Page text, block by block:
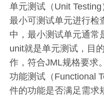
单元测试（Unit
最小可测试单元进行检
中，最小测试单元通常
unit就是单元测试，目
作，符合JML规格要求。
功能测试（Functional
件的功能是否满足需求